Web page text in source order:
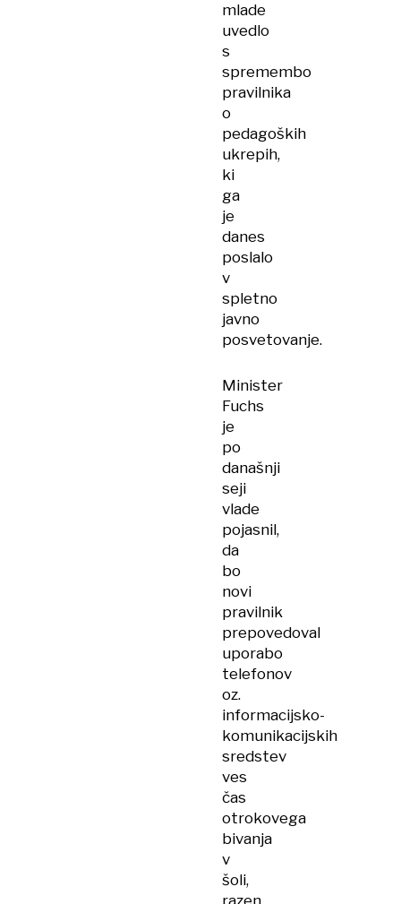
mlade
uvedlo
s
spremembo
pravilnika
o
pedagoških
ukrepih,
ki
ga
je
danes
poslalo
v
spletno
javno
posvetovanje.
Minister
Fuchs
je
po
današnji
seji
vlade
pojasnil,
da
bo
novi
pravilnik
prepovedoval
uporabo
telefonov
oz.
informacijsko-
komunikacijskih
sredstev
ves
čas
otrokovega
bivanja
v
šoli,
razen